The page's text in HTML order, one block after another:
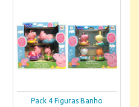
Pack 4 Figuras Banho